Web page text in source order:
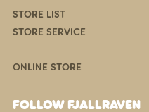
STORE LIST
STORE SERVICE
ONLINE STORE
FOLLOW FJALLRAVEN